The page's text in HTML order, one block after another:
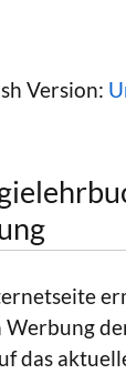
Version:
Werbung
das